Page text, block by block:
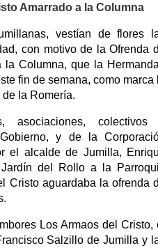
Amarrado a la Columna
vestían de flores
con motivo de la Ofrenda
la Columna, que la
fin de semana, como marca
la Romería.
asociaciones, colectivos
y de la
el alcalde de Jumilla,
del Rollo a la
Cristo aguardaba la ofrenda
Los Armaos del Cristo,
Salzillo de Jumilla y